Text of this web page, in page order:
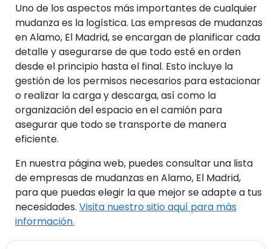
Uno de los aspectos más importantes de cualquier
mudanza es la logística. Las empresas de mudanzas
en Alamo, El Madrid, se encargan de planificar cada
detalle y asegurarse de que todo esté en orden
desde el principio hasta el final. Esto incluye la
gestión de los permisos necesarios para estacionar
o realizar la carga y descarga, así como la
organización del espacio en el camión para
asegurar que todo se transporte de manera
eficiente.
En nuestra página web, puedes consultar una lista
de empresas de mudanzas en Alamo, El Madrid,
para que puedas elegir la que mejor se adapte a tus
necesidades. Visita nuestro sitio aquí para más
información.